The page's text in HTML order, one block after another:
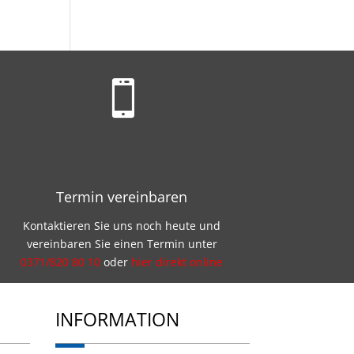

Termin vereinbaren
Kontaktieren Sie uns noch heute und
vereinbaren Sie einen Termin unter
0371/820 80 10 oder hier direkt online
INFORMATION